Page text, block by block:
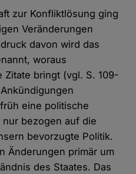
zur Konfliktlösung ging
Veränderungen
davon wird das
woraus
Zitate bringt (vgl. S. 109-
eine politische
bezogen auf die
bevorzugte Politik.
Änderungen primär um
des Staates. Das